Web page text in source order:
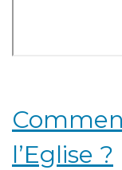
l’Eglise ?